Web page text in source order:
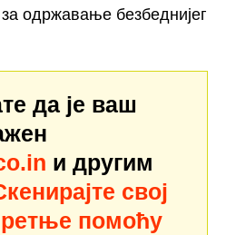
одржавање безбеднијег
да је ваш
и другим
свој
помоћу